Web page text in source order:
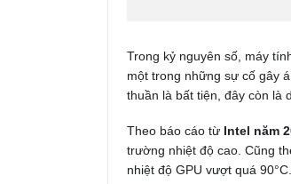
Trong kỷ nguyên số, máy
một trong những sự cố gây
thuần là bất tiện, đây còn là
Theo báo cáo từ Intel năm
trường nhiệt độ cao. Cũng
nhiệt độ GPU vượt quá 90°C.